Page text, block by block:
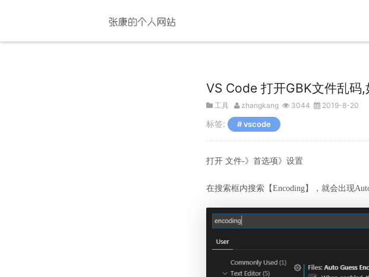
VS Code 打开GBK文件乱码
工具 zhangkang 3044 2019-8-20
标签: vscode
打开 文件-》首选项》设置
在搜索框内搜索【Encoding】，就会出现